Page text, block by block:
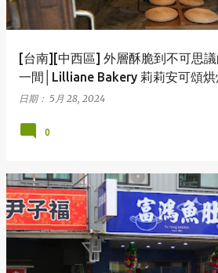
[台南][中西區] 外層酥脆到不可思
一間│Lilliane Bakery 莉莉安可頌
日期： 5月 28, 2024
0